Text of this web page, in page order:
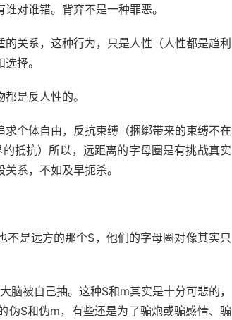
对谁错。背弃不是一种罪恶。
关系，这种行为，只是人性（人性都是趋利
择。
是反人性的。
个体自由，反抗束缚（捆绑带来的束缚不在
抵抗）所以，远距离的字母圈是有挑战真实
系，不如及早扼杀。
是远方的那个S，他们的字母圈对像其实只
脑被自己抽。这种S和m其实是十分可悲的，
伪S和伪m，有些还是为了骗炮或骗感情、骗